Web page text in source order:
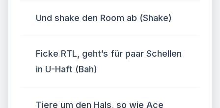
Und shake den Room ab (Shake)
Ficke RTL, geht’s für paar Schellen
in U-Haft (Bah)
Tiere um den Hals, so wie Ace